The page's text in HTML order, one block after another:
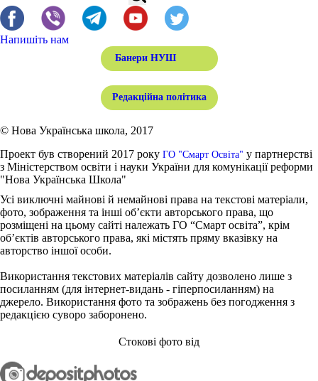
Напишіть нам
Банери НУШ
Редакційна політика
© Нова Українська школа, 2017
Проект був створений 2017 року ГО "Смарт Освіта" у партнерстві
з Міністерством освіти і науки України для комунікації реформи
"Нова Українська Школа"
Усі виключні майнові й немайнові права на текстові матеріали,
фото, зображення та інші об’єкти авторського права, що
розміщені на цьому сайті належать ГО “Смарт освіта”, крім
об’єктів авторського права, які містять пряму вказівку на
авторство іншої особи.
Використання текстових матеріалів сайту дозволено лише з
посиланням (для інтернет-видань - гіперпосиланням) на
джерело. Використання фото та зображень без погодження з
редакцією суворо заборонено.
Стокові фото від